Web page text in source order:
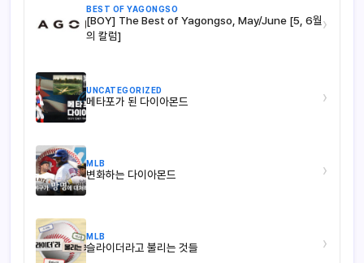
BEST OF YAGONGSO
[BOY] The Best of Yagongso, May/June [5, 6월
의 칼럼]
›
UNCATEGORIZED
메타포가 된 다이아몬드 ›
MLB
변화하는 다이아몬드 ›
MLB
슬라이더라고 불리는 것들 ›